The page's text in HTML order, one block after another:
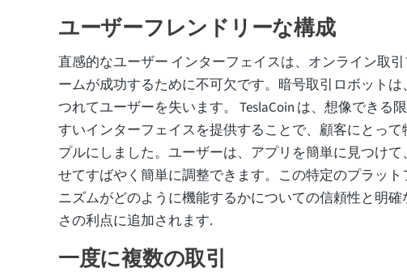
ユーザーフレンドリーな構成
直感的なユーザー インターフェイスは、オンライン取
ームが成功するために不可欠です。暗号取引ロボット
つれてユーザーを失います。 TeslaCoin は、想像できる
すいインターフェイスを提供することで、顧客にとって
プルにしました。ユーザーは、アプリを簡単に見つけ
せてすばやく簡単に調整できます。この特定のプラット
ニズムがどのように機能するかについての信頼性と明
さの利点に追加されます.
一度に複数の取引